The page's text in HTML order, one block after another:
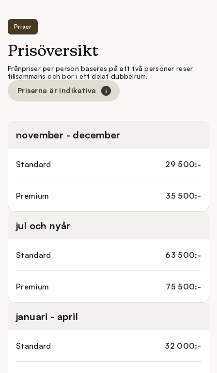
Priser
Prisöversikt
Frånpriser per person baseras på att två personer reser
tillsammans och bor i ett delat dubbelrum.
Priserna är indikativa
november - december
Standard 29 500:-
Premium 35 500:-
jul och nyår
Standard 63 500:-
Premium 75 500:-
januari - april
Standard 32 000:-